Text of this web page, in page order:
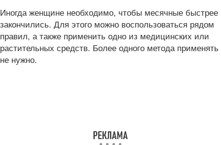
Иногда женщине необходимо, чтобы месячные быстрее
закончились. Для этого можно воспользоваться рядом
правил, а также применить одно из медицинских или
растительных средств. Более одного метода применять
не нужно.